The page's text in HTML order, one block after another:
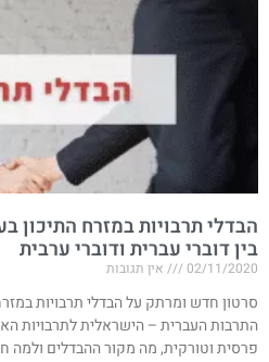
הבדלי תרבויות במזרח התיכון
בין דוברי עברית ודוברי ערבית
02/11/2020 אין תגובות
סרטון חדש ומרתק על הבדלי תרבויות
התרבות העברית – הישראלית לתרבויות
פרסית וטורקית, מה מקור ההבדלים ולמה